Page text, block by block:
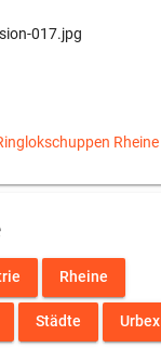
017.jpg
Rheine
Rheine
Städte Urbex